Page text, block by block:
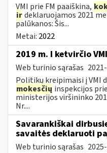
VMI prie FM paaiškina,
irdeklaruojamos 2021
palūkanos: Šis...
Metai: 2022
2019 m. I ketvirčio
Web turinio sąrašas
Politikų kreipimaisi į VMI
mokesčių inspekcijos
ministerijos viršininko
Nr....
Savarankiškai
savaitės deklaruoti
Web turinio sąrašas